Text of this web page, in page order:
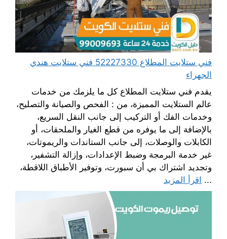
فني ستلايت المطلاع 52227330 فني ستلايت هندي
الجهراء
يقدم فني ستلايت المطلاع كل ما يلزمك من خدمات
عالم الستلايت المميزة، من : الفحص والصيانة والتصليح،
وخدمات الفك أو التركيب إلى جانب النقل السريع،
بالإضافة إلى ما يوفره من قطع الغيار والملحقات، أو
الكابلات والوصلات، إلى جانب الستاندات والريموتات،
غير خدمة البرمجة وضبط الإعدادات، وإزالة التشفير،
وتجديد اشتراك بي أن سبورت، وتوفير الأطباق اللاقطة،
... اقرأ المزيد